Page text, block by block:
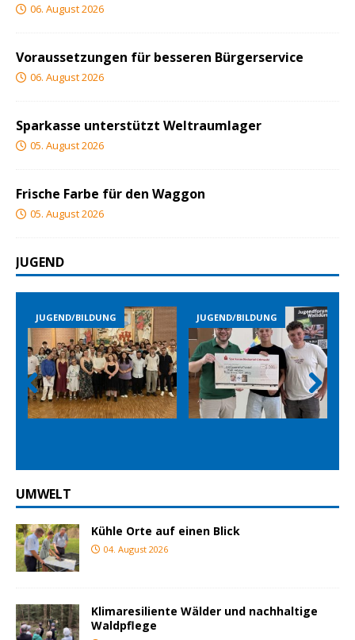
06. August 2026
Voraussetzungen für besseren Bürgerservice
06. August 2026
Sparkasse unterstützt Weltraumlager
05. August 2026
Frische Farbe für den Waggon
05. August 2026
JUGEND
JUGEND/BILDUNG JUGEND/BILDUNG
Prev
ious
Nex
t
UMWELT
Kühle Orte auf einen Blick
04. August 2026
Klimaresiliente Wälder und nachhaltige
Waldpflege